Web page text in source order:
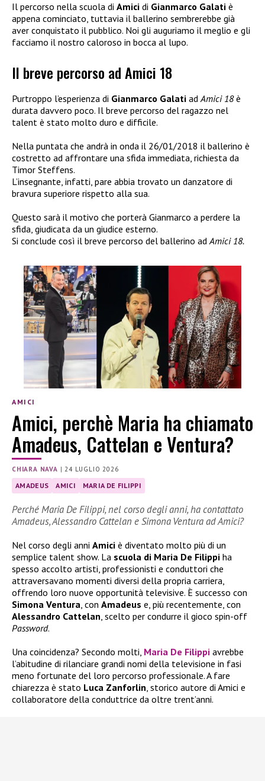
Il percorso nella scuola di Amici di Gianmarco Galati è
appena cominciato, tuttavia il ballerino sembrerebbe già
aver conquistato il pubblico. Noi gli auguriamo il meglio e gli
facciamo il nostro caloroso in bocca al lupo.
Il breve percorso ad Amici 18
Purtroppo l’esperienza di Gianmarco Galati ad Amici 18è
durata davvero poco. Il breve percorso del ragazzo nel
talent è stato molto duro e difficile.
Nella puntata che andrà in onda il 26/01/2018 il ballerino è
costretto ad affrontare una sfida immediata, richiesta da
Timor Steffens.
L’insegnante, infatti, pare abbia trovato un danzatore di
bravura superiore rispetto alla sua.
Questo sarà il motivo che porterà Gianmarco a perdere la
sfida, giudicata da un giudice esterno.
Si conclude così il breve percorso del ballerino ad Amici 18.
AMICI
Amici, perchè Maria ha chiamato
Amadeus, Cattelan e Ventura?
CHIARA NAVA |24 LUGLIO 2026
AMADEUS AMICI MARIA DE FILIPPI
Perché Maria De Filippi, nel corso degli anni, ha contattato
Amadeus, Alessandro Cattelan e Simona Ventura ad Amici?
Nel corso degli anni Amici è diventato molto più di un
semplice talent show. La scuola di Maria De Filippi ha
spesso accolto artisti, professionisti e conduttori che
attraversavano momenti diversi della propria carriera,
offrendo loro nuove opportunità televisive. È successo con
Simona Ventura , con Amadeus e, più recentemente, con
Alessandro Cattelan , scelto per condurre il gioco spin-off
Password.
Una coincidenza? Secondo molti, Maria De Filippi avrebbe
l’abitudine di rilanciare grandi nomi della televisione in fasi
meno fortunate del loro percorso professionale. A fare
chiarezza è stato Luca Zanforlin , storico autore di Amici e
collaboratore della conduttrice da oltre trent’anni.